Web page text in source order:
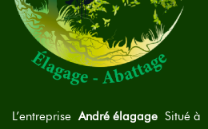
L’entrepriseAndré élagage Situé à